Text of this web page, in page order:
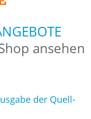
ansehen
der Quell-